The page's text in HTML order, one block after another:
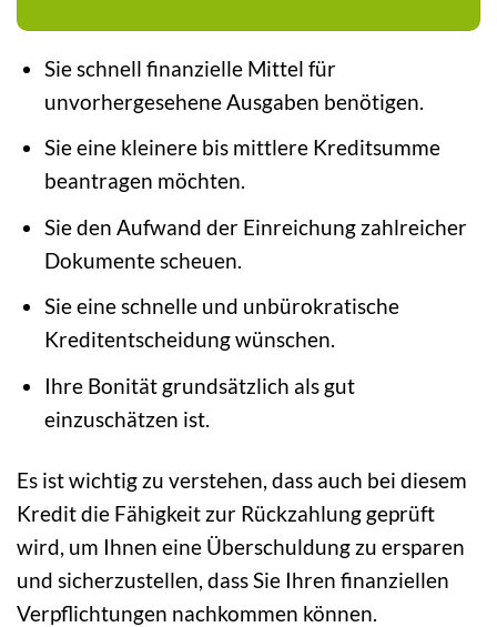
Sie schnell finanzielle Mittel für
unvorhergesehene Ausgaben benötigen.
Sie eine kleinere bis mittlere Kreditsumme
beantragen möchten.
Sie den Aufwand der Einreichung zahlreicher
Dokumente scheuen.
Sie eine schnelle und unbürokratische
Kreditentscheidung wünschen.
Ihre Bonität grundsätzlich als gut
einzuschätzen ist.
Es ist wichtig zu verstehen, dass auch bei diesem
Kredit die Fähigkeit zur Rückzahlung geprüft
wird, um Ihnen eine Überschuldung zu ersparen
und sicherzustellen, dass Sie Ihren finanziellen
Verpflichtungen nachkommen können.